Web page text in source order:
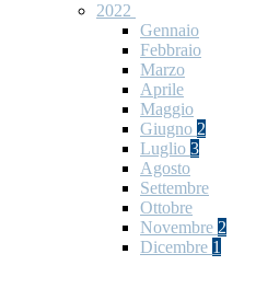
2022
Gennaio
Febbraio
Marzo
Aprile
Maggio
Giugno 2
Luglio 3
Agosto
Settembre
Ottobre
Novembre 2
Dicembre 1